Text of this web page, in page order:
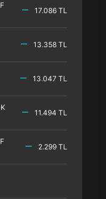
17.086 TL
13.358 TL
13.047 TL
11.494 TL
2.299 TL